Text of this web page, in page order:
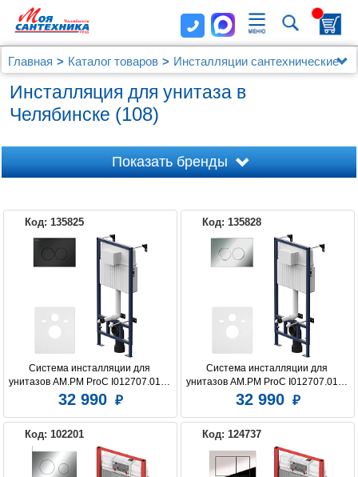
Главная Каталог товаров
Инсталляции сантехнические
Для унитаза
Инсталляция для унитаза в
Челябинске (108)
ABBER
CREAVIT
DAMIXA GROHE
IDDIS IDEAL STANDARD JACOB DELAFON
Показать бренды
Код: 135825
Система инсталляции для
унитазов AM.PM ProC I012707.0138
с кнопкой смыва ProC L, чёрная
32 990
Код: 135828
Система инсталляции для
унитазов AM.PM ProC I012707.0151
с кнопкой смыва ProC L, хром
32 990
Код: 102201 Код: 124737